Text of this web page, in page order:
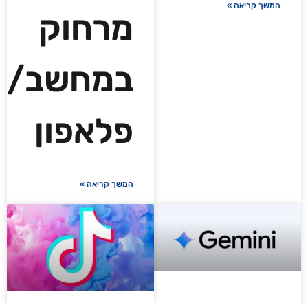
המשך קריאה »
מרחוק
במחשב/
פלאפון
המשך קריאה »